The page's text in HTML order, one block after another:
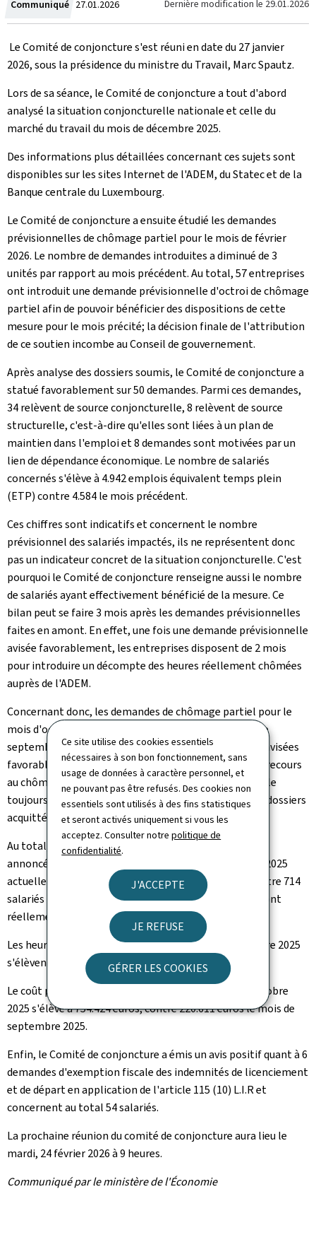
Ce site utilise des cookies essentiels
nécessaires à son bon fonctionnement, sans
usage de données à caractère personnel, et
ne pouvant pas être refusés. Des cookies non
essentiels sont utilisés à des fins statistiques
et seront activés uniquement si vous les
acceptez. Consulter notrepolitique de
confidentialité.
J'ACCEPTE
JE REFUSE
GÉRER LES COOKIES
Communiqué Crée
le
27.01.2026 Dernière modification le 29.01.2026
Le Comité de conjoncture s'est réuni en date du 27 janvier
2026, sous la présidence du ministre du Travail, Marc Spautz.
Lors de sa séance, le Comité de conjoncture a tout d'abord
analysé la situation conjoncturelle nationale et celle du
marché du travail du mois de décembre 2025.
Des informations plus détaillées concernant ces sujets sont
disponibles sur les sites Internet de l'ADEM, du Statec et de la
Banque centrale du Luxembourg.
Le Comité de conjoncture a ensuite étudié les demandes
prévisionnelles de chômage partiel pour le mois de février
2026. Le nombre de demandes introduites a diminué de 3
unités par rapport au mois précédent. Au total, 57 entreprises
ont introduit une demande prévisionnelle d'octroi de chômage
partiel afin de pouvoir bénéficier des dispositions de cette
mesure pour le mois précité; la décision finale de l'attribution
de ce soutien incombe au Conseil de gouvernement.
Après analyse des dossiers soumis, le Comité de conjoncture a
statué favorablement sur 50 demandes. Parmi ces demandes,
34 relèvent de source conjoncturelle, 8 relèvent de source
structurelle, c'est-à-dire qu'elles sont liées à un plan de
maintien dans l'emploi et 8 demandes sont motivées par un
lien de dépendance économique. Le nombre de salariés
concernés s'élève à 4.942 emplois équivalent temps plein
(ETP) contre 4.584 le mois précédent.
Ces chiffres sont indicatifs et concernent le nombre
prévisionnel des salariés impactés, ils ne représentent donc
pas un indicateur concret de la situation conjoncturelle. C'est
pourquoi le Comité de conjoncture renseigne aussi le nombre
de salariés ayant effectivement bénéficié de la mesure. Ce
bilan peut se faire 3 mois après les demandes prévisionnelles
faites en amont. En effet, une fois une demande prévisionnelle
avisée favorablement, les entreprises disposent de 2 mois
pour introduire un décompte des heures réellement chômées
auprès de l'ADEM.
Concernant donc, les demandes de chômage partiel pour le
mois d'octobre 2025, avisées lors du comité du mois de
septembre 2025, sur les 47 demandes prévisionnelles avisées
favorablement, 32 d'entre elles ont effectivement eu recours
au chômage partiel. 4 dossiers restent à l'heure actuelle
toujours en cours d'instruction, portant le nombre de dossiers
acquittés à 28.
Au total, de ces 28 décomptes, sur 1.750 bénéficiaires
annoncés prévisionnellement pour le mois d'octobre 2025
actuellement 903 salariés ont réellement chômé, contre 714
salariés le mois précédent. En termes d'ETP, 226 ETP ont
réellement chômé, contre 158 ETP le mois précédent.
Les heures réelles chômées déclarées du mois d'octobre 2025
s'élèvent à 39.100, contre 27.347 le mois précédent.
Le coût pour le Fonds pour l'emploi pour le mois d'octobre
2025 s'élève à 754.424 euros, contre 220.611 euros le mois de
septembre 2025.
Enfin, le Comité de conjoncture a émis un avis positif quant à 6
demandes d'exemption fiscale des indemnités de licenciement
et de départ en application de l'article 115 (10) L.I.R et
concernent au total 54 salariés.
La prochaine réunion du comité de conjoncture aura lieu le
mardi, 24 février 2026 à 9 heures.
Communiqué par le ministère de l'Économie